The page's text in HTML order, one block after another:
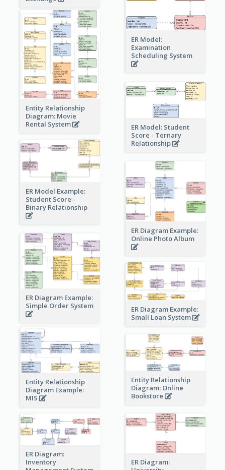
ER Model:
Examination
Scheduling System
Entity Relationship
Diagram: Movie
Rental System
ER Model: Student
Score - Ternary
Relationship
ER Model Example:
Student Score -
Binary Relationship
ER Diagram Example:
Online Photo Album
ER Diagram Example:
Simple Order System
ER Diagram Example:
Small Loan System
Entity Relationship
Diagram Example:
MIS
Entity Relationship
Diagram: Online
Bookstore
ER Diagram:
Inventory
ER Diagram: